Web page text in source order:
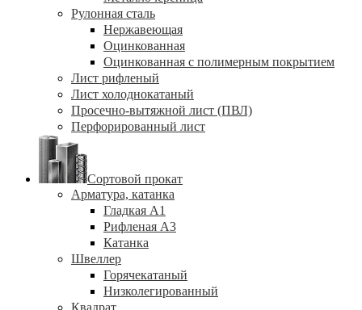
Рулонная сталь
Нержавеющая
Оцинкованная
Оцинкованная с полимерным покрытием
Лист рифленый
Лист холоднокатаный
Просечно-вытяжной лист (ПВЛ)
Перфорированный лист
Сортовой прокат
Арматура, катанка
Гладкая А1
Рифленая А3
Катанка
Швеллер
Горячекатаный
Низколегированный
Квадрат